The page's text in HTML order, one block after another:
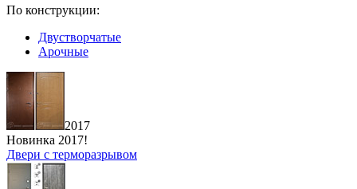
По конструкции:
Двустворчатые
Арочные
2017
Новинка 2017!
Двери с терморазрывом